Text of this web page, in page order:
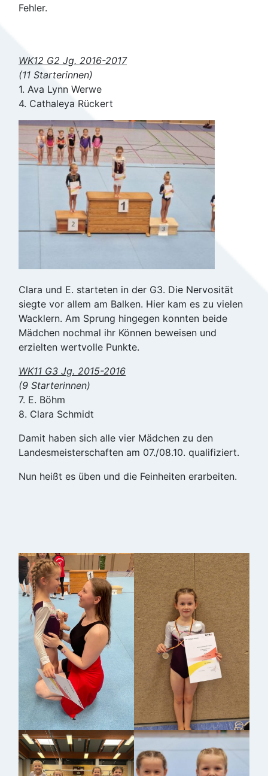
Fehler.
WK12 G2 Jg. 2016-2017
(11 Starterinnen)
1. Ava Lynn Werwe
4. Cathaleya Rückert
Clara und E. starteten in der G3. Die Nervosität
siegte vor allem am Balken. Hier kam es zu vielen
Wacklern. Am Sprung hingegen konnten beide
Mädchen nochmal ihr Können beweisen und
erzielten wertvolle Punkte.
WK11 G3 Jg. 2015-2016
(9 Starterinnen)
7. E. Böhm
8. Clara Schmidt
Damit haben sich alle vier Mädchen zu den
Landesmeisterschaften am 07./08.10. qualifiziert.
Nun heißt es üben und die Feinheiten erarbeiten.